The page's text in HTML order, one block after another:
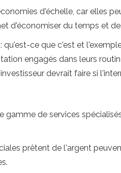
d'échelle, car elles
d'économiser du temps et
qu'est-ce que c'est et
engagés dans leurs
devrait faire si
gamme de services
prêtent de l'argent